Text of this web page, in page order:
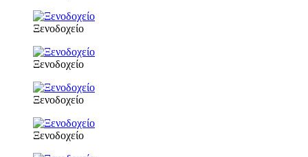
Ξενοδοχείο
Ξενοδοχείο
Ξενοδοχείο
Ξενοδοχείο